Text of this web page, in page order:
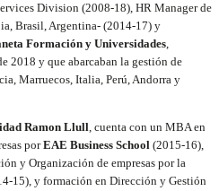
Division (2008-18), HR Manager de
Brasil, Argentina-(2014-17) y
Formación y Universidades,
2018 y que abarcaban la gestión de
Marruecos, Italia, Perú, Andorra y
Ramon Llull, cuenta con un MBA en
porEAE Business School (2015-16),
y Organización de empresas por la
15), y formación en Dirección y Gestión